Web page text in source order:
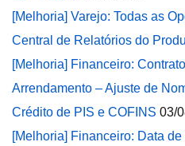
[Melhoria] Varejo: Todas as
Central de Relatórios do
[Melhoria] Financeiro:
Arrendamento – Ajuste de
Crédito de PIS e COFINS 03/
[Melhoria] Financeiro: Data